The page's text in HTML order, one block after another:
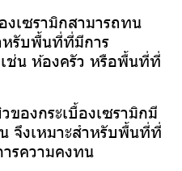
งเซรามิกสามารถทน
หรับพื้นที่ที่มีการ
ช่น ห้องครัว หรือพื้นที่ที่
ของกระเบื้องเซรามิกมี
จึงเหมาะสำหรับพื้นที่ที่
รความคงทน